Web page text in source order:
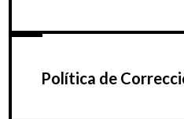
Política de